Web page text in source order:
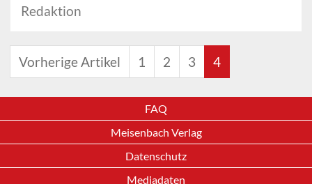
Redaktion
Vorherige Artikel 1 2 3 4
FAQ
Meisenbach Verlag
Datenschutz
Mediadaten